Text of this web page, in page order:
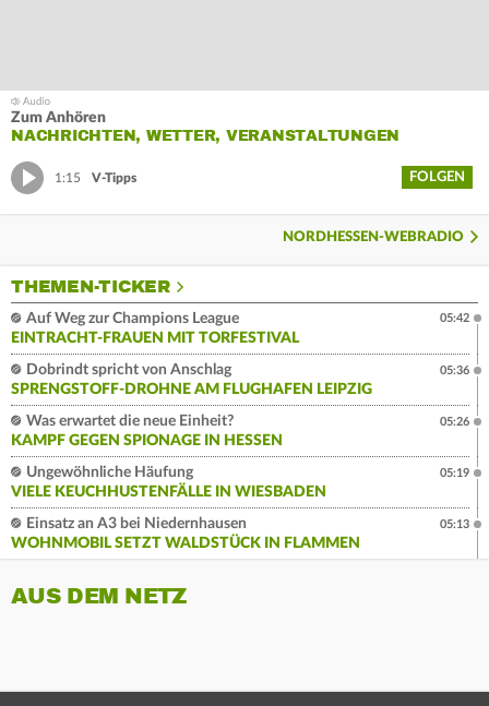
Zum Anhören
NACHRICHTEN, WETTER, VERANSTALTUNGEN
1:15 V-Tipps FOLGEN
NORDHESSEN-WEBRADIO
THEMEN-TICKER
Auf Weg zur Champions League
EINTRACHT-FRAUEN MIT TORFESTIVAL
05:42
Dobrindt spricht von Anschlag
SPRENGSTOFF-DROHNE AM FLUGHAFEN LEIPZIG
05:36
Was erwartet die neue Einheit?
KAMPF GEGEN SPIONAGE IN HESSEN
05:26
Ungewöhnliche Häufung
VIELE KEUCHHUSTENFÄLLE IN WIESBADEN
05:19
Einsatz an A3 bei Niedernhausen
WOHNMOBIL SETZT WALDSTÜCK IN FLAMMEN
05:13
AUS DEM NETZ